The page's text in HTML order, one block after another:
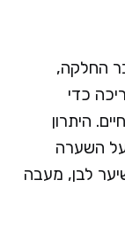
החלקה,
כדי
היתרון
השערה
לבן, מעבה